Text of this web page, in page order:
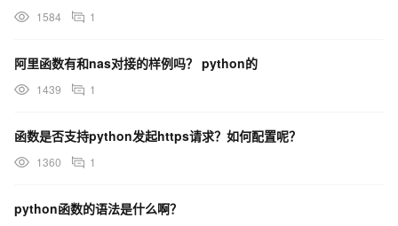
1584 1
阿里函数有和nas对接的样例吗？ python的
1439 1
函数是否支持python发起https请求？如何配置呢？
1360 1
python函数的语法是什么啊？